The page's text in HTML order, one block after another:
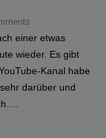
einer etwas
wieder. Es gibt
Kanal habe
darüber und